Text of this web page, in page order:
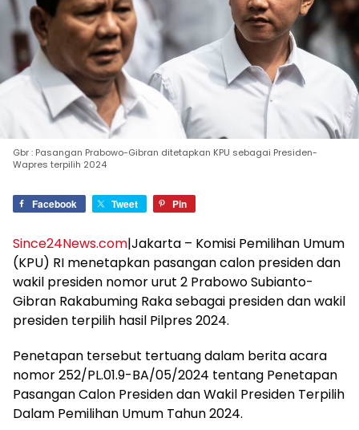
Gbr : Pasangan Prabowo-Gibran ditetapkan KPU sebagai Presiden-
Wapres terpilih 2024
Facebook Tweet Pin
Since24News.com|Jakarta – Komisi Pemilihan Umum
(KPU) RI menetapkan pasangan calon presiden dan
wakil presiden nomor urut 2 Prabowo Subianto-
Gibran Rakabuming Raka sebagai presiden dan wakil
presiden terpilih hasil Pilpres 2024.
Penetapan tersebut tertuang dalam berita acara
nomor 252/PL.01.9-BA/05/2024 tentang Penetapan
Pasangan Calon Presiden dan Wakil Presiden Terpilih
Dalam Pemilihan Umum Tahun 2024.